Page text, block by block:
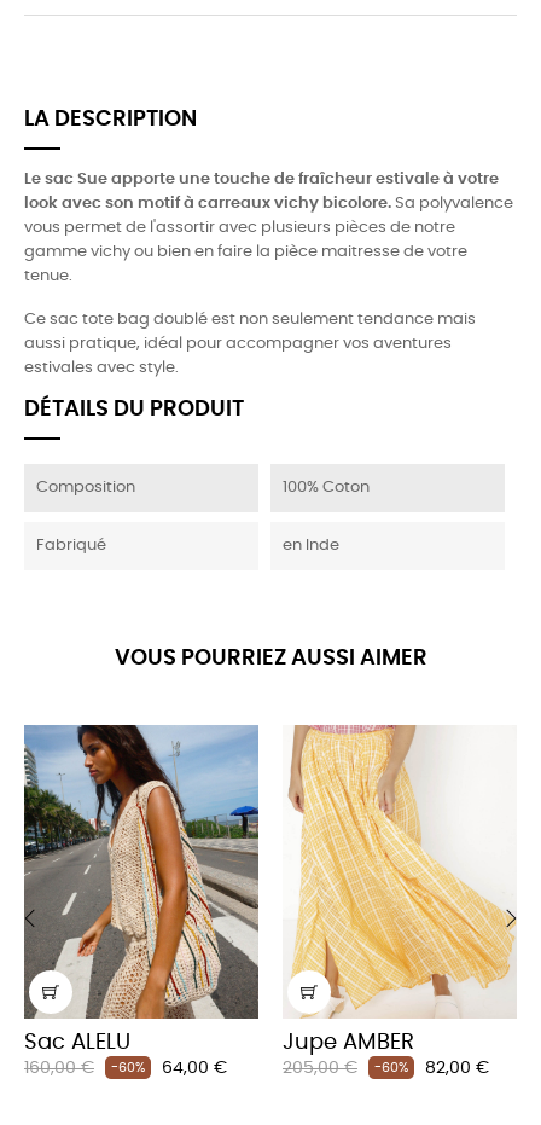
LA DESCRIPTION
Le sac Sue apporte une touche de fraîcheur estivale à votre
look avec son motif à carreaux vichy bicolore. Sa polyvalence
vous permet de l'assortir avec plusieurs pièces de notre
gamme vichy ou bien en faire la pièce maitresse de votre
tenue.
Ce sac tote bag doublé est non seulement tendance mais
aussi pratique, idéal pour accompagner vos aventures
estivales avec style.
DÉTAILS DU PRODUIT
Composition 100% Coton
Fabriqué en Inde
VOUS POURRIEZ AUSSI AIMER
Sac ALELU
Prix
160,00 € -60% Prix
64,00 €
Jupe AMBER
Prix
205,00 € -60% Prix
82,00 €
›